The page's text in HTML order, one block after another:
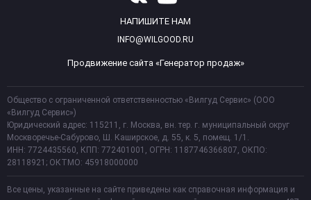
НАПИШИТЕ НАМ
INFO@WILGOOD.RU
Продвижение сайта «Генератор продаж»
Общество с ограниченной ответственностью «Вилгуд Сервис» (ООО
«Вилгуд Сервис»)
Юридический адрес: 115211, г. Москва, вн. тер. г. муниципальный округ
Москворечье-Сабурово, Ш. Каширское, д. 55, к. 5, помещ. 1/1.
ИНН: 7724435560, КПП: 772401001, ОГРН: 1187746366807, ОКПО:
28118921; ОКТМО: 45918000000
Все цены, указанные на сайте приведены как справочная информация и